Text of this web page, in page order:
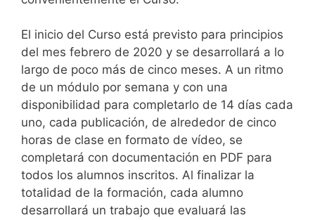
El inicio del Curso está previsto para principios
del mes febrero de 2020 y se desarrollará a lo
largo de poco más de cinco meses. A un ritmo
de un módulo por semana y con una
disponibilidad para completarlo de 14 días cada
uno, cada publicación, de alrededor de cinco
horas de clase en formato de vídeo, se
completará con documentación en PDF para
todos los alumnos inscritos. Al finalizar la
totalidad de la formación, cada alumno
desarrollará un trabajo que evaluará las